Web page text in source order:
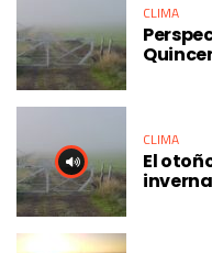
CLIMA
CLIMA
El